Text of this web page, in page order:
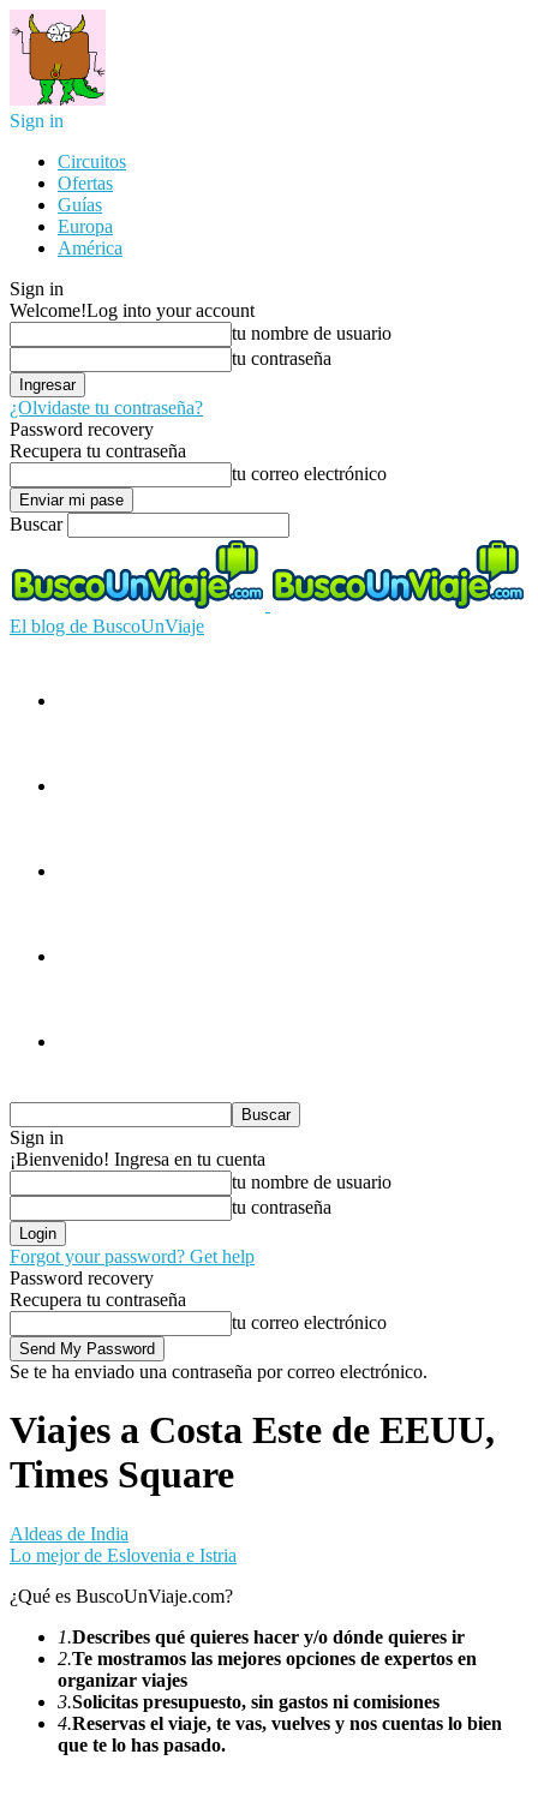
Sign in
Circuitos
Ofertas
Guías
Europa
América
Sign in
Welcome!Log into your account
tu nombre de usuario
tu contraseña
¿Olvidaste tu contraseña?
Password recovery
Recupera tu contraseña
tu correo electrónico
Buscar
El blog de BuscoUnViaje
Sign in
¡Bienvenido! Ingresa en tu cuenta
tu nombre de usuario
tu contraseña
Forgot your password? Get help
Password recovery
Recupera tu contraseña
tu correo electrónico
Se te ha enviado una contraseña por correo electrónico.
Viajes a Costa Este de EEUU,
Times Square
Aldeas de India
Lo mejor de Eslovenia e Istria
¿Qué es BuscoUnViaje.com?
1.Describes qué quieres hacer y/o dónde quieres ir
2.Te mostramos las mejores opciones de expertos en
organizar viajes
3.Solicitas presupuesto, sin gastos ni comisiones
4.Reservas el viaje, te vas, vuelves y nos cuentas lo bien
que te lo has pasado.